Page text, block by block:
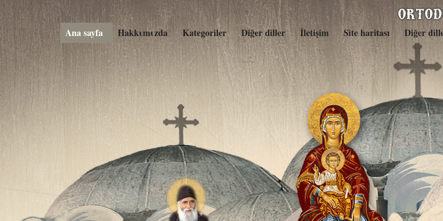
Ana sayfa Hakkιmιzda Kategoriler Diğer diller İletişim Site haritası Diğer